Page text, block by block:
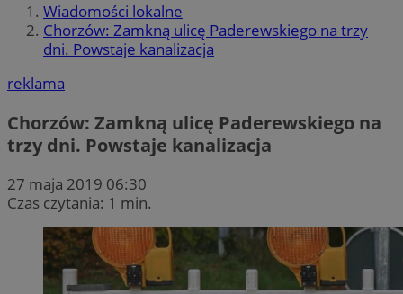
Wiadomości lokalne
Chorzów: Zamkną ulicę Paderewskiego na trzy
dni. Powstaje kanalizacja
reklama
Chorzów: Zamkną ulicę Paderewskiego na
trzy dni. Powstaje kanalizacja
27 maja 2019 06:30
Czas czytania: 1 min.